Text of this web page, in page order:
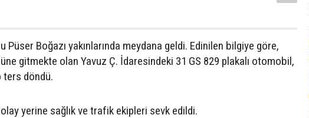
Boğazı yakınlarında meydana geldi. Edinilen bilgiye göre,
gitmekte olan Yavuz Ç. İdaresindeki 31 GS 829 plakalı otomobil,
ters döndü.
yerine sağlık ve trafik ekipleri sevk edildi.